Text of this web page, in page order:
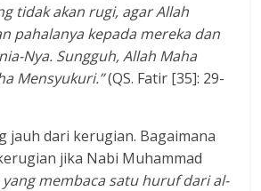
tidak akan rugi, agar Allah
pahalanya kepada mereka dan
Nya. Sungguh, Allah Maha
Mensyukuri.”(QS. Fatir [35]: 29-
jauh dari kerugian. Bagaimana
jika Nabi Muhammad
yang membaca satu huruf darial-